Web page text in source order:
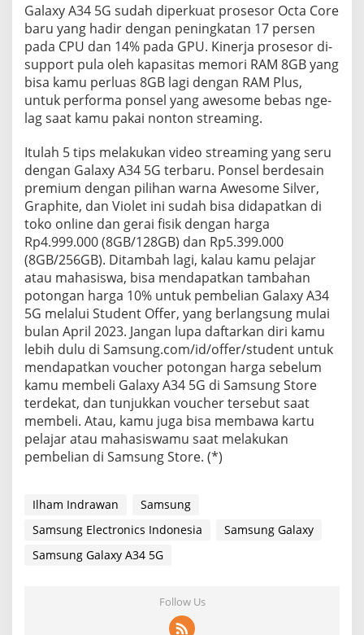
Galaxy A34 5G sudah diperkuat prosesor Octa Core
baru yang hadir dengan peningkatan 17 persen
pada CPU dan 14% pada GPU. Kinerja prosesor di-
support pula oleh kapasitas memori RAM 8GB yang
bisa kamu perluas 8GB lagi dengan RAM Plus,
untuk performa ponsel yang awesome bebas nge-
lag saat kamu pakai nonton streaming.
Itulah 5 tips melakukan video streaming yang seru
dengan Galaxy A34 5G terbaru. Ponsel berdesain
premium dengan pilihan warna Awesome Silver,
Graphite, dan Violet ini sudah bisa didapatkan di
toko online dan gerai fisik dengan harga
Rp4.999.000 (8GB/128GB) dan Rp5.399.000
(8GB/256GB). Ditambah lagi, kalau kamu pelajar
atau mahasiswa, bisa mendapatkan tambahan
potongan harga 10% untuk pembelian Galaxy A34
5G melalui Student Offer, yang berlangsung mulai
bulan April 2023. Jangan lupa daftarkan diri kamu
lebih dulu di Samsung.com/id/offer/student untuk
mendapatkan voucher potongan harga sebelum
kamu membeli Galaxy A34 5G di Samsung Store
terdekat, dan tunjukkan voucher tersebut saat
membeli. Atau, kamu juga bisa membawa kartu
pelajar atau mahasiswamu saat melakukan
pembelian di Samsung Store. (*)
Ilham Indrawan
Samsung
Samsung Electronics Indonesia
Samsung Galaxy
Samsung Galaxy A34 5G
Follow Us